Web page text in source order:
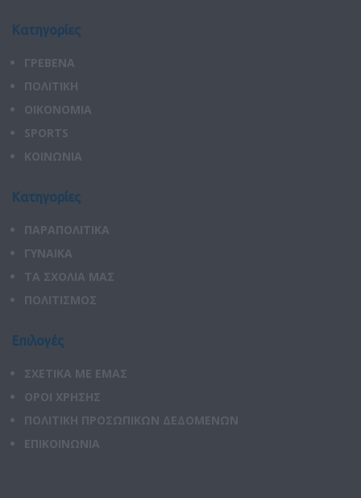
Κατηγορίες
ΓΡΕΒΕΝΑ
ΠΟΛΙΤΙΚΗ
ΟΙΚΟΝΟΜΙΑ
SPORTS
ΚΟΙΝΩΝΙΑ
Κατηγορίες
ΠΑΡΑΠΟΛΙΤΙΚΑ
ΓΥΝΑΙΚΑ
ΤΑ ΣΧΟΛΙΑ ΜΑΣ
ΠΟΛΙΤΙΣΜΟΣ
Επιλογές
ΣΧΕΤΙΚΑ ΜΕ ΕΜΑΣ
ΟΡΟΙ ΧΡΗΣΗΣ
ΠΟΛΙΤΙΚΗ ΠΡΟΣΩΠΙΚΩΝ ΔΕΔΟΜΕΝΩΝ
ΕΠΙΚΟΙΝΩΝΙΑ